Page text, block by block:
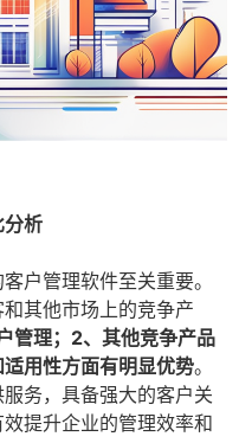
分析
户管理软件至关重要。
其他市场上的竞争产
管理；2、其他竞争产品
用性方面有明显优势。
务，具备强大的客户关
提升企业的管理效率和